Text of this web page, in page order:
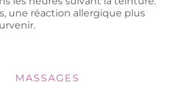
une réaction allergique plus
MASSAGES